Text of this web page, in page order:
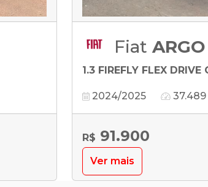
Fiat ARGO
1.3 FIREFLY FLEX DRIVE
2024/2025
R$ 91.900
Ver mais